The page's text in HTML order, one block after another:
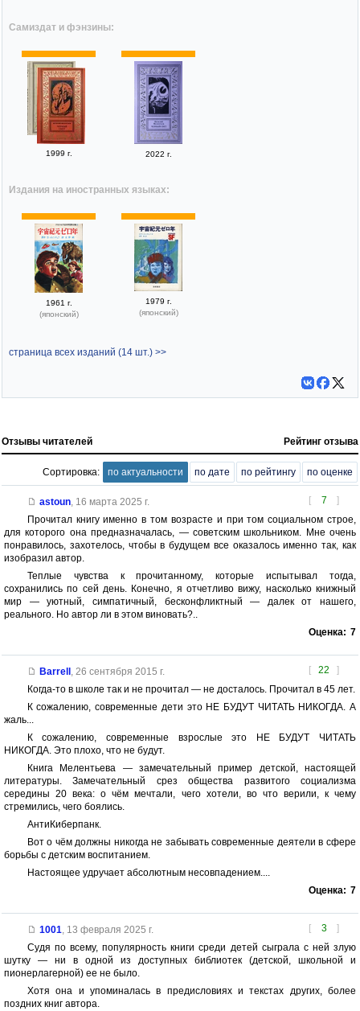
Самиздат и фэнзины:
1999 г. 2022 г.
Издания на иностранных языках:
1961 г.
(японский)
1979 г.
(японский)
страница всех изданий (14 шт.) >>
Отзывы читателей Рейтинг отзыва
Сортировка: по актуальности по дате по рейтингу по оценке
[ 7 ]
astoun, 16 марта 2025 г.
Прочитал книгу именно в том возрасте и при том социальном строе,
для которого она предназначалась, — советским школьником. Мне очень
понравилось, захотелось, чтобы в будущем все оказалось именно так, как
изобразил автор.
Теплые чувства к прочитанному, которые испытывал тогда,
сохранились по сей день. Конечно, я отчетливо вижу, насколько книжный
мир — уютный, симпатичный, бесконфликтный — далек от нашего,
реального. Но автор ли в этом виновать?..
Оценка: 7
[ 22 ]
Barrell , 26 сентября 2015 г.
Когда-то в школе так и не прочитал — не досталось. Прочитал в 45 лет.
К сожалению, современные дети это НЕ БУДУТ ЧИТАТЬ НИКОГДА. А
жаль...
К сожалению, современные взрослые это НЕ БУДУТ ЧИТАТЬ
НИКОГДА. Это плохо, что не будут.
Книга Мелентьева — замечательный пример детской, настоящей
литературы. Замечательный срез общества развитого социализма
середины 20 века: о чём мечтали, чего хотели, во что верили, к чему
стремились, чего боялись.
АнтиКиберпанк.
Вот о чём должны никогда не забывать современные деятели в сфере
борьбы с детским воспитанием.
Настоящее удручает абсолютным несовпадением....
Оценка: 7
[ 3 ]
1001, 13 февраля 2025 г.
Судя по всему, популярность книги среди детей сыграла с ней злую
шутку — ни в одной из доступных библиотек (детской, школьной и
пионерлагерной) ее не было.
Хотя она и упоминалась в предисловиях и текстах других, более
поздних книг автора.